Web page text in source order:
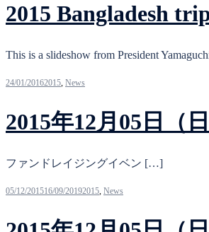
2015 Bangladesh
This is a slideshow from President
24/01/20162015 News
2015年12月05日（
ファンドレイジングイベン […]
05/12/201516/09/20192015, News